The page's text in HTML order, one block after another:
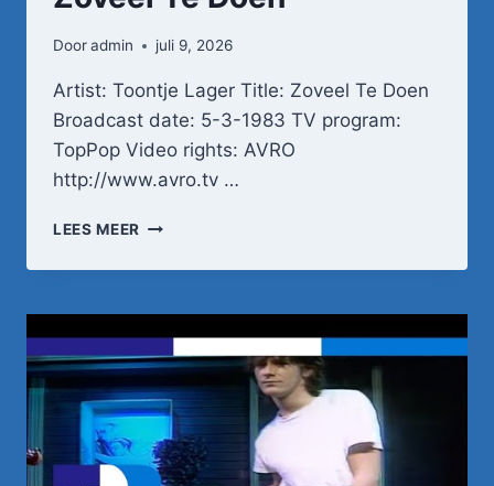
Dooradmin juli 9, 2026
Artist: Toontje Lager Title: Zoveel Te Doen
Broadcast date: 5-3-1983 TV program:
TopPop Video rights: AVRO
http://www.avro.tv …
LEES MEER TOPPOP:
LAGER
ZOVEEL
TE
DOEN